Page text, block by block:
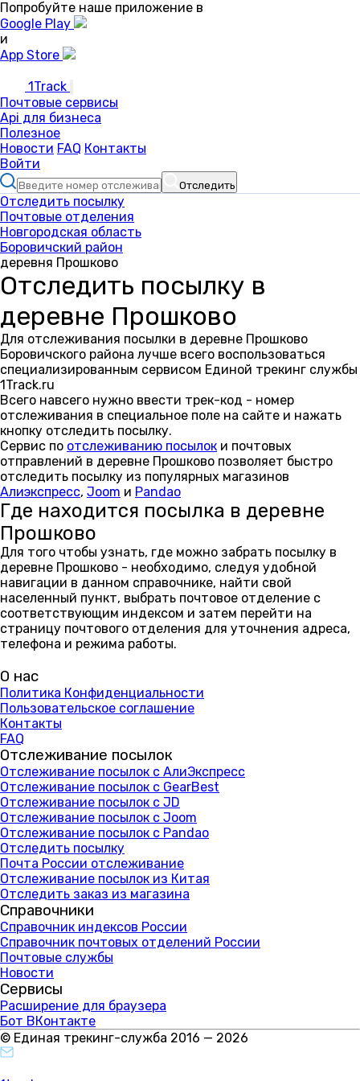
Попробуйте наше приложение в
Google Play
и
App Store
1Track
Почтовые сервисы
Api для бизнеса
Полезное
Новости FAQ Контакты
Войти
Отследить
Отследить посылку
Почтовые отделения
Новгородская область
Боровичский район
деревня Прошково
Отследить посылку в
деревне Прошково
Для отслеживания посылки в деревне Прошково
Боровичского района лучше всего воспользоваться
специализированным сервисом Единой трекинг службы
1Track.ru
Всего навсего нужно ввести трек-код - номер
отслеживания в специальное поле на сайте и нажать
кнопку отследить посылку.
Сервис по отслеживанию посылок и почтовых
отправлений в деревне Прошково позволяет быстро
отследить посылку из популярных магазинов
Алиэкспресс, Joom и Pandao
Где находится посылка в деревне
Прошково
Для того чтобы узнать, где можно забрать посылку в
деревне Прошково - необходимо, следуя удобной
навигации в данном справочнике, найти свой
населенный пункт, выбрать почтовое отделение с
соответствующим индексом и затем перейти на
страницу почтового отделения для уточнения адреса,
телефона и режима работы.
О нас
Политика Конфиденциальности
Пользовательское соглашение
Контакты
FAQ
Отслеживание посылок
Отслеживание посылок с АлиЭкспресс
Отслеживание посылок с GearBest
Отслеживание посылок с JD
Отслеживание посылок с Joom
Отслеживание посылок с Pandao
Отследить посылку
Почта России отслеживание
Отслеживание посылок из Китая
Отследить заказ из магазина
Справочники
Справочник индексов России
Справочник почтовых отделений России
Почтовые службы
Новости
Сервисы
Расширение для браузера
Бот ВКонтакте
© Единая трекинг-служба 2016 — 2026